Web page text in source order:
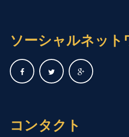
ソーシャルネット
コンタクト